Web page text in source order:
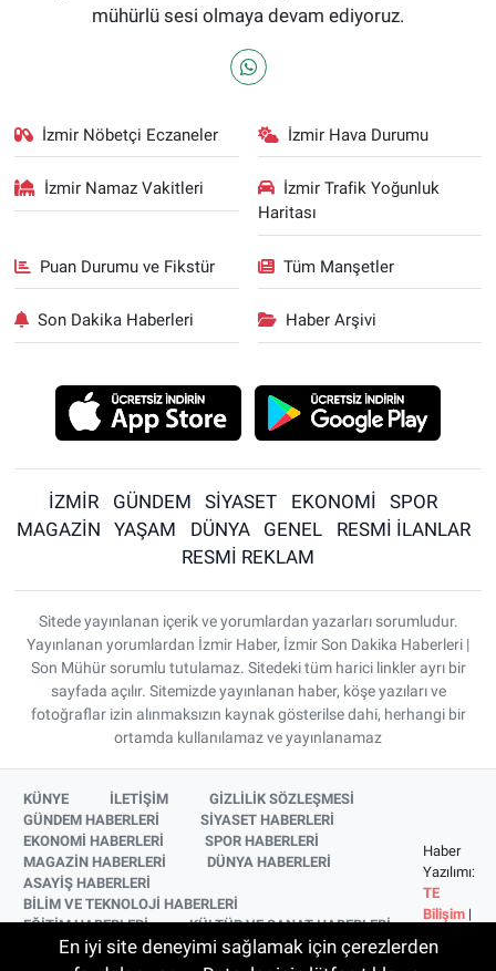
mühürlü sesi olmaya devam ediyoruz.
İzmir Nöbetçi Eczaneler İzmir Hava Durumu
İzmir Namaz Vakitleri
İzmir Trafik Yoğunluk
Haritası
Puan Durumu ve Fikstür Tüm Manşetler
Son Dakika Haberleri Haber Arşivi
İZMİR GÜNDEM SİYASET EKONOMİ
SPOR
MAGAZİN
YAŞAM DÜNYA GENEL
RESMİ İLANLAR
RESMİ REKLAM
Sitede yayınlanan içerik ve yorumlardan yazarları sorumludur.
Yayınlanan yorumlardan İzmir Haber, İzmir Son Dakika Haberleri |
Son Mühür sorumlu tutulamaz. Sitedeki tüm harici linkler ayrı bir
sayfada açılır. Sitemizde yayınlanan haber, köşe yazıları ve
fotoğraflar izin alınmaksızın kaynak gösterilse dahi, herhangi bir
ortamda kullanılamaz ve yayınlanamaz
KÜNYE İLETİŞİM
GİZLİLİK SÖZLEŞMESİ
GÜNDEM HABERLERİ
SİYASET HABERLERİ
EKONOMİ HABERLERİ
SPOR HABERLERİ
MAGAZİN HABERLERİ
DÜNYA HABERLERİ
ASAYİŞ HABERLERİ
BİLİM VE TEKNOLOJİ HABERLERİ
EĞİTİM HABERLERİ
KÜLTÜR VE SANAT HABERLERİ
SAĞLIK HABERLERİ
YAŞAM HABERLERİ
YEREL HABERLER
İZMİR HABERLERİ
Haber
Yazılımı:
TE
Bilişim |
© 2026
En iyi site deneyimi sağlamak için çerezlerden